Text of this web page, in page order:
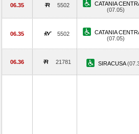
06.35 5502
CATANIA
(07.05)
06.35 5502
CATANIA
(07.05)
06.36 21781 SIRACUSA